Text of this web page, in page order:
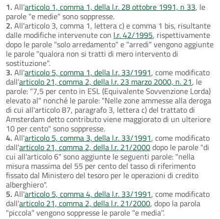
1. All'articolo 1, comma 1, della l.r. 28 ottobre 1991, n 33, le
parole "e medie" sono soppresse.
2. All'articolo 3, comma 1, lettera c) e comma 1 bis, risultante
dalle modifiche intervenute con l.r. 42/1995, rispettivamente
dopo le parole "solo arredamento" e "arredi" vengono aggiunte
le parole "qualora non si tratti di mero intervento di
sostituzione".
3. All'articolo 5, comma 1, della l.r. 33/1991, come modificato
dall'articolo 21, comma 2, della l.r. 23 marzo 2000, n. 21, le
parole: "7,5 per cento in ESL (Equivalente Sovvenzione Lorda)
elevato al" nonché le parole: "Nelle zone ammesse alla deroga
di cui all'articolo 87, paragrafo 3, lettera c) del trattato di
Amsterdam detto contributo viene maggiorato di un ulteriore
10 per cento" sono soppresse.
4. All'articolo 5, comma 3, della l.r. 33/1991, come modificato
dall'articolo 21, comma 2, della l.r. 21/2000dopo le parole "di
cui all'articolo 6" sono aggiunte le seguenti parole: "nella
misura massima del 55 per cento del tasso di riferimento
fissato dal Ministero del tesoro per le operazioni di credito
alberghiero".
5. All'articolo 5, comma 4, della l.r. 33/1991, come modificato
dall'articolo 21, comma 2, della l.r. 21/2000, dopo la parola
"piccola" vengono soppresse le parole "e media''.